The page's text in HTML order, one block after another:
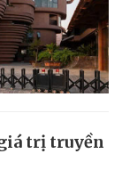
trị truyền